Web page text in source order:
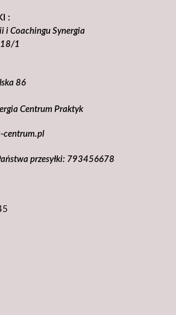
:
i Coachingu Synergia
18/1
86
Centrum Praktyk
centrum.pl
przesyłki: 793456678